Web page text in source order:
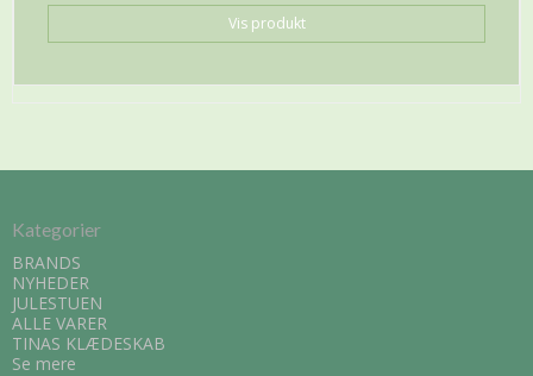
Vis produkt
Kategorier
BRANDS
NYHEDER
JULESTUEN
ALLE VARER
TINAS KLÆDESKAB
Se mere